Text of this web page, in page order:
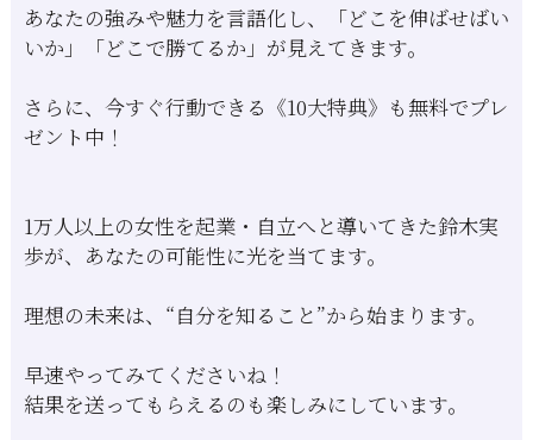
あなたの強みや魅力を言語化し、「どこを伸ばせばい
いか」「どこで勝てるか」が見えてきます。
さらに、今すぐ行動できる《10大特典》も無料でプレ
ゼント中！
1万人以上の女性を起業・自立へと導いてきた鈴木実
歩が、あなたの可能性に光を当てます。
理想の未来は、“自分を知ること”から始まります。
早速やってみてくださいね！
結果を送ってもらえるのも楽しみにしています。